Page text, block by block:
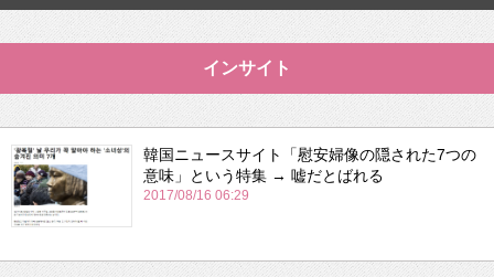
インサイト
韓国ニュースサイト「慰安婦像の隠された7つの
意味」という特集 → 嘘だとばれる
2017/08/16 06:29